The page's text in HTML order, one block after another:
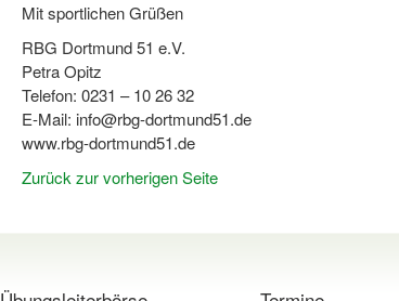
Mit sportlichen Grüßen
RBG Dortmund 51 e.V.
Petra Opitz
Telefon: 0231 – 10 26 32
E-Mail: info@rbg-dortmund51.de
www.rbg-dortmund51.de
Zurück zur vorherigen Seite